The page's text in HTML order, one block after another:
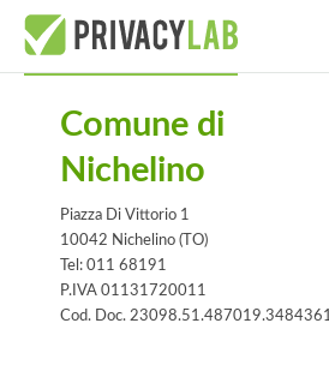
Comune di
Nichelino
Piazza Di Vittorio 1
10042 Nichelino (TO)
Tel: 011 68191
P.IVA 01131720011
Cod. Doc. 23098.51.487019.3484361